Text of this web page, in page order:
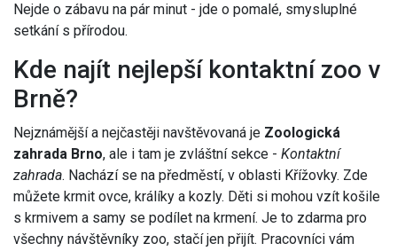
Nejde o zábavu na pár minut - jde o pomalé, smysluplné
setkání s přírodou.
Kde najít nejlepší kontaktní zoo v
Brně?
Nejznámější a nejčastěji navštěvovaná je Zoologická
zahrada Brno, ale i tam je zvláštní sekce - Kontaktní
zahrada. Nachází se na předměstí, v oblasti Křížovky. Zde
můžete krmit ovce, králíky a kozly. Děti si mohou vzít košile
s krmivem a samy se podílet na krmení. Je to zdarma pro
všechny návštěvníky zoo, stačí jen přijít. Pracovníci vám